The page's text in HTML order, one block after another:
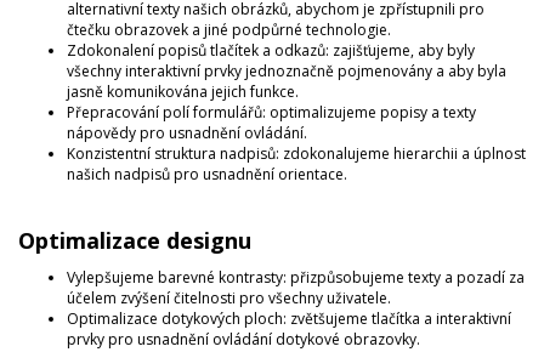
alternativní texty našich obrázků, abychom je zpřístupnili pro
čtečku obrazovek a jiné podpůrné technologie.
Zdokonalení popisů tlačítek a odkazů: zajišťujeme, aby byly
všechny interaktivní prvky jednoznačně pojmenovány a aby byla
jasně komunikována jejich funkce.
Přepracování polí formulářů: optimalizujeme popisy a texty
nápovědy pro usnadnění ovládání.
Konzistentní struktura nadpisů: zdokonalujeme hierarchii a úplnost
našich nadpisů pro usnadnění orientace.
Optimalizace designu
Vylepšujeme barevné kontrasty: přizpůsobujeme texty a pozadí za
účelem zvýšení čitelnosti pro všechny uživatele.
Optimalizace dotykových ploch: zvětšujeme tlačítka a interaktivní
prvky pro usnadnění ovládání dotykové obrazovky.